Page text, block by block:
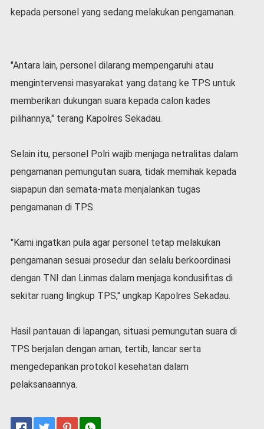
s
a
kepada personel yang sedang melakukan pengamanan.
"Antara lain, personel dilarang mempengaruhi atau
mengintervensi masyarakat yang datang ke TPS untuk
memberikan dukungan suara kepada calon kades
pilihannya," terang Kapolres Sekadau.
Selain itu, personel Polri wajib menjaga netralitas dalam
pengamanan pemungutan suara, tidak memihak kepada
siapapun dan semata-mata menjalankan tugas
pengamanan di TPS.
"Kami ingatkan pula agar personel tetap melakukan
pengamanan sesuai prosedur dan selalu berkoordinasi
dengan TNI dan Linmas dalam menjaga kondusifitas di
sekitar ruang lingkup TPS," ungkap Kapolres Sekadau.
Hasil pantauan di lapangan, situasi pemungutan suara di
TPS berjalan dengan aman, tertib, lancar serta
mengedepankan protokol kesehatan dalam
pelaksanaannya.